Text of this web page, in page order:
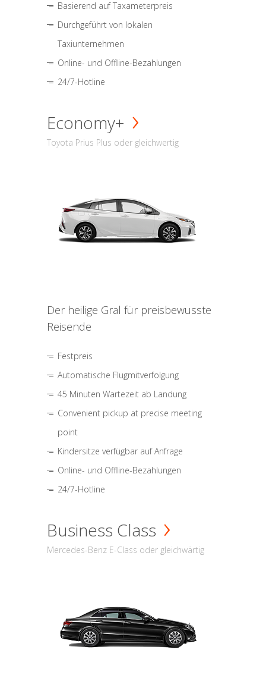
Basierend auf Taxameterpreis
Durchgeführt von lokalen
Taxiunternehmen
Online- und Offline-Bezahlungen
24/7-Hotline
Economy+
Toyota Prius Plus oder gleichwertig
Der heilige Gral für preisbewusste
Reisende
Festpreis
Automatische Flugmitverfolgung
45 Minuten Wartezeit ab Landung
Convenient pickup at precise meeting
point
Kindersitze verfügbar auf Anfrage
Online- und Offline-Bezahlungen
24/7-Hotline
Business Class
Mercedes-Benz E-Class oder gleichwärtig